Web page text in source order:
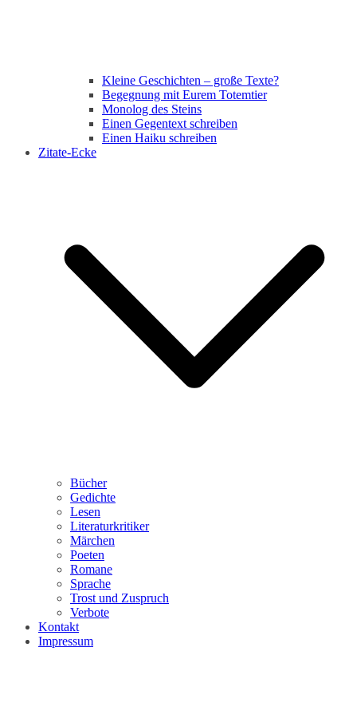
Kleine Geschichten – große Texte?
Begegnung mit Eurem Totemtier
Monolog des Steins
Einen Gegentext schreiben
Einen Haiku schreiben
Zitate-Ecke
Bücher
Gedichte
Lesen
Literaturkritiker
Märchen
Poeten
Romane
Sprache
Trost und Zuspruch
Verbote
Kontakt
Impressum